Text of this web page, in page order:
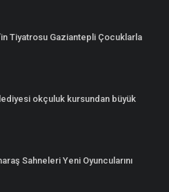
Tiyatrosu Gaziantepli Çocuklarla
okçuluk kursundan büyük
Sahneleri Yeni Oyuncularını